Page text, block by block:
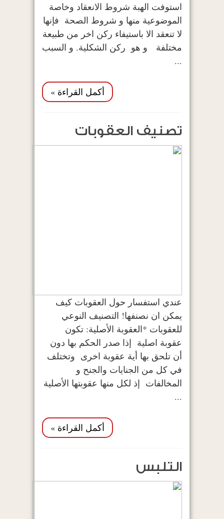
استوفت الهبة شروط الانعقاد وخاصة
الموضوعية منها و شروط الصحة فإنها
لا تنعقد الا باستيفاء ركن اخر من طبيعة
مختلفة و هو ركن الشكلية. و السبب
...
أكمل القراءة »
تصنيف العقوبات
عندي استفسار حول العقوبات كيف
يمكن ان نصنفها! التصنيف النوعي
للعقوبات *العقوبة الأصلية: تكون
عقوبة اصلية إذا صدر الحكم بها دون
أن تلحق بها أية عقوبة اخرى وتختلف
في كل من الجنايات والجنح و
المخالفات إذ لكل منها عقوبتها الأصلية
...
أكمل القراءة »
التلبس